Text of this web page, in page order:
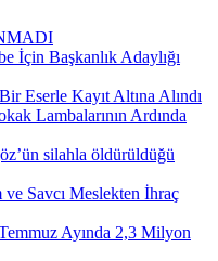
İçin Başkanlık Adaylığı
Eserle Kayıt Altına Alındı
Lambalarının Ardında
silahla öldürüldüğü
Savcı Meslekten İhraç
Ayında 2,3 Milyon